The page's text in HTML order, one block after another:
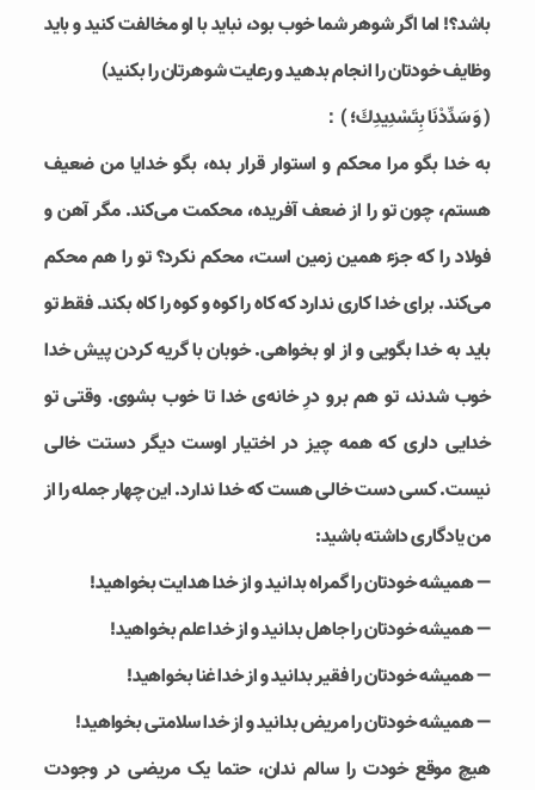
باشد؟! اما اگر شوهر شما خوب بود، نباید با او مخالفت کنید و باید
وظایف خودتان را انجام بدهید و رعایت شوهرتان را بکنید)
( وَ سَدِّدْنَا بِتَسْدِيدِكَ؛ )：
به خدا بگو مرا محکم و استوار قرار بده، بگو خدایا من ضعیف
هستم، چون تو را از ضعف آفریده، محکمت می‌کند. مگر آهن و
فولاد را که جزء همین زمین است، محکم نکرد؟ تو را هم محکم
می‌کند. برای خدا کاری ندارد که کاه را کوه و کوه را کاه بکند. فقط تو
باید به خدا بگویی و از او بخواهی. خوبان با گریه کردن پیش خدا
خوب شدند، تو هم برو درِ خانه‌ی خدا تا خوب بشوی. وقتی تو
خدایی داری که همه چیز در اختیار اوست دیگر دستت خالی
نیست. کسی دست خالی هست که خدا ندارد. این چهار جمله را از
من یادگاری داشته باشید:
— همیشه خودتان را گمراه بدانید و از خدا هدایت بخواهید!
— همیشه خودتان را جاهل بدانید و از خدا علم بخواهید!
— همیشه خودتان را فقیر بدانید و از خدا غنا بخواهید!
— همیشه خودتان را مریض بدانید و از خدا سلامتی بخواهید!
هیچ موقع خودت را سالم ندان، حتما یک مریضی در وجودت